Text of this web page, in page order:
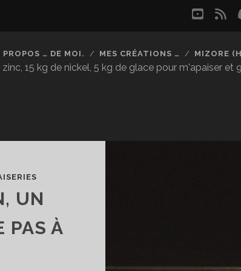
15 kg de nickel, 5 kg de glace pour m'apaiser et
PROPOS … DE MOI. MES CRÉATIONS … MIZORE
UN
PAS À